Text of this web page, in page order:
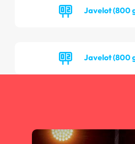
Javelot (800
Javelot (800